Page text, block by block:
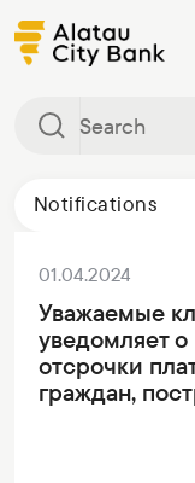
Notifications
01.04.2024
Уважаемые
уведомляет
отсрочки
граждан,